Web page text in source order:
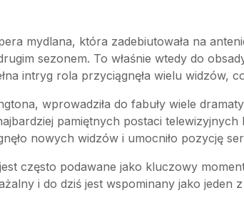
mydlana, która zadebiutowała na
sezonem. To właśnie wtedy do
intryg rola przyciągnęła wielu widzów,
wprowadziła do fabuły wiele
pamiętnych postaci
nowych widzów i umocniło pozycję
często podawane jako kluczowy
i do dziś jest wspominany jako jeden